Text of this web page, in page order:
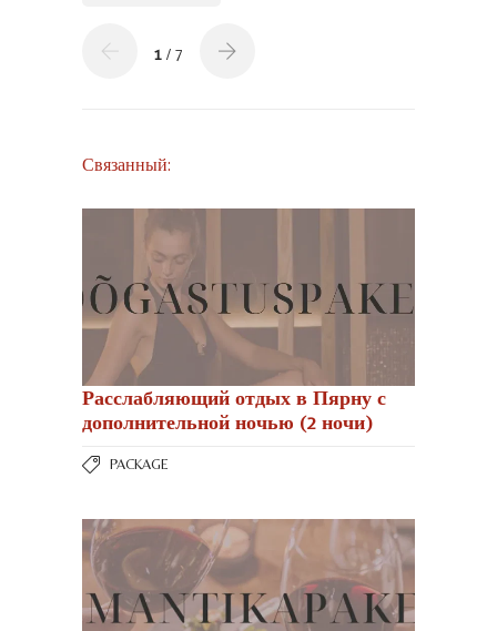
1 / 7
Связанный:
Расслабляющий отдых в Пярну с
дополнительной ночью (2 ночи)
PACKAGE